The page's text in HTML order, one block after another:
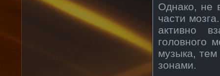
Однако, не
части
активно
головного
музыка, тем
зонами.